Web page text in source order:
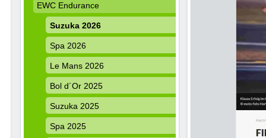
EWC Endurance
Suzuka 2026
Spa 2026
Le Mans 2026
Bol d´Or 2025
Suzuka 2025
Spa 2025